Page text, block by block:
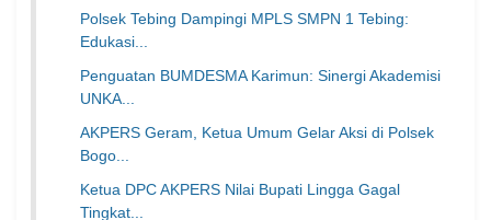
Polsek Tebing Dampingi MPLS SMPN 1 Tebing:
Edukasi...
Penguatan BUMDESMA Karimun: Sinergi Akademisi
UNKA...
AKPERS Geram, Ketua Umum Gelar Aksi di Polsek
Bogo...
Ketua DPC AKPERS Nilai Bupati Lingga Gagal
Tingkat...